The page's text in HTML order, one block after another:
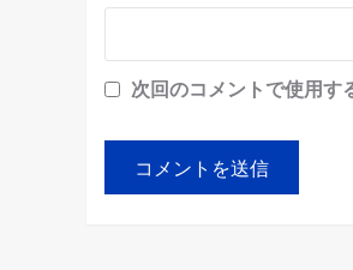
次回のコメントで使用す